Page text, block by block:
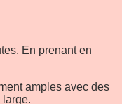
En prenant en
amples avec des
large.